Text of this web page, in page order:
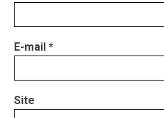
E-mail *
Site